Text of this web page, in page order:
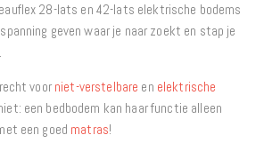
28-lats en 42-lats elektrische bodems
geven waar je naar zoekt en stap je
voor niet-verstelbare en elektrische
een bedbodem kan haar functie alleen
een goed matras!